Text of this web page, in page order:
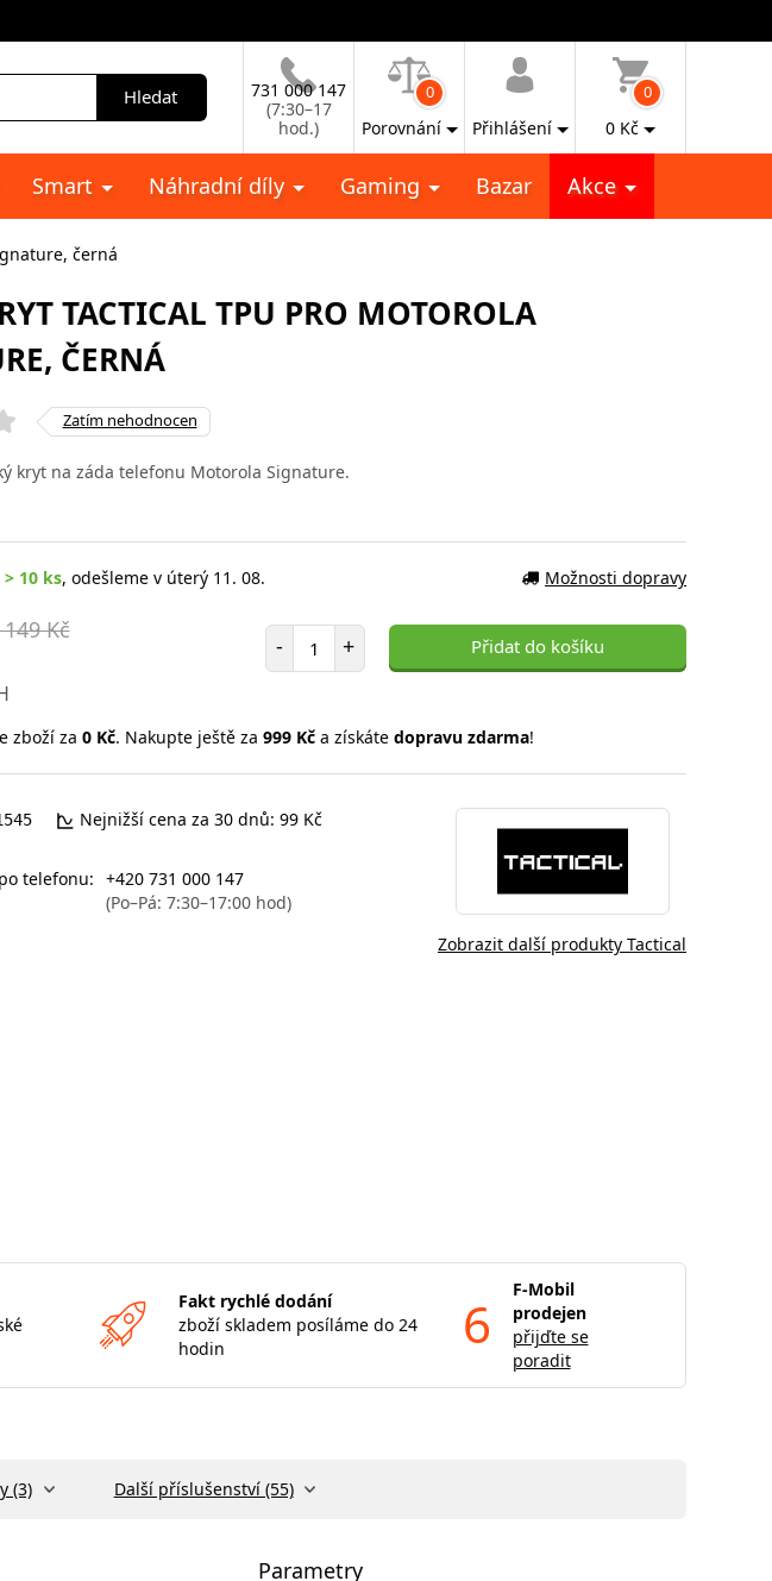
Hledat
731 000 147
(7:30–17
hod.)
0
Porovnání Přihlášení
0
0 Kč
Smart Náhradní díly Gaming Bazar Akce
černá
TACTICAL TPU PRO MOTOROLA
ČERNÁ
Zatím nehodnocen
kryt na záda telefonu Motorola Signature.
10 ks, odešleme v úterý 11. 08. Možnosti dopravy
Kč
- Počet položek
+ Přidat do košíku
zboží za 0 Kč. Nakupte ještě za 999 Kča získáte dopravu zdarma!
Nejnižší cena za 30 dnů: 99 Kč
telefonu: +420 731 000 147
(Po–Pá: 7:30–17:00 hod)
Zobrazit další produkty Tactical
Fakt rychlé dodání
zboží skladem posíláme do 24
hodin
6
F-Mobil
prodejen
přijďte se
poradit
(3) Další příslušenství (55)
Parametry